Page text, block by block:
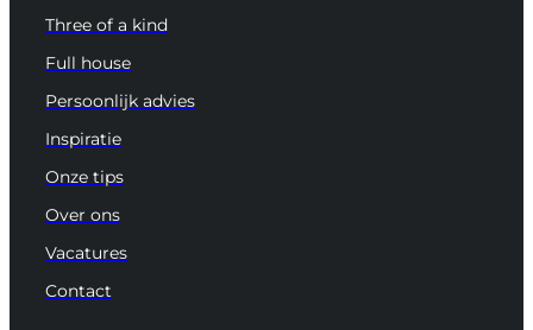
Three of a kind
Full house
Persoonlijk advies
Inspiratie
Onze tips
Over ons
Vacatures
Contact